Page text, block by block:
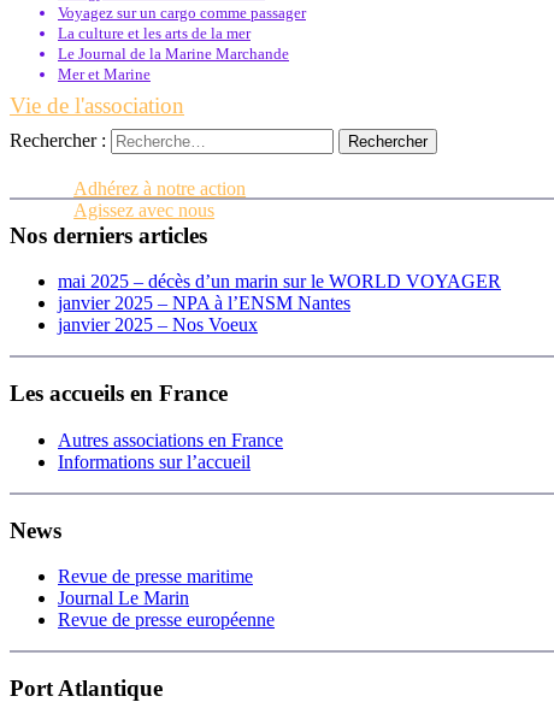
Voyagez sur un cargo comme passager
La culture et les arts de la mer
Le Journal de la Marine Marchande
Mer et Marine
Vie de l'association
Rechercher :
Adhérez à notre action
Agissez avec nous
Nos derniers articles
mai 2025 – décès d’un marin sur le WORLD VOYAGER
janvier 2025 – NPA à l’ENSM Nantes
janvier 2025 – Nos Voeux
Les accueils en France
Autres associations en France
Informations sur l’accueil
News
Revue de presse maritime
Journal Le Marin
Revue de presse européenne
Port Atlantique